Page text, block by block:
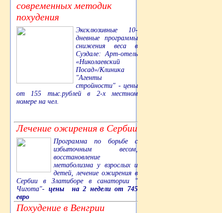
современных методик
похудения
Эксклюзивные 10-
дневные программы
снижения веса в
Суздале: Арт-отель
«Николаевский
Посад»/Клиника
"Агенты
стройности" - цены
от 155 тыс.рублей в 2-х местном
номере на чел.
Лечение ожирения в Сербии
Программа по борьбе с
избыточным весом,
восстановление
метаболизма у взрослых и
детей, лечение ожирения в
Сербии в Златиборе в санатории "
Чигота"- цены на 2 недели от 745
евро
Похудение в Венгрии